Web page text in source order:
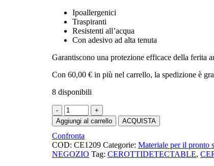
Ipoallergenici
Traspiranti
Resistenti all’acqua
Con adesivo ad alta tenuta
Garantiscono una protezione efficace della
Con 60,00 € in più nel carrello, la spedizione è
8 disponibili
Cerotti
blu
detectable
19x72
mm
-
Aggiungi al carrello ACQUISTA
Confronta
COD: CE1209 Categorie: Materiale per il pronto
NEGOZIO Tag: CEROTTIDETECTABLE,